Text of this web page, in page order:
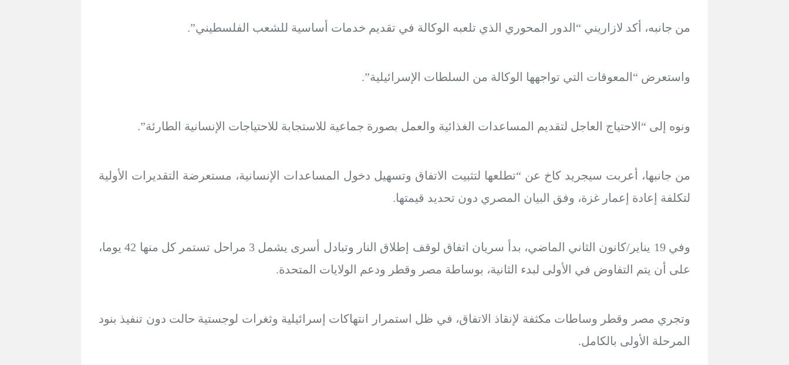
من جانبه، أكد لازاريني “الدور المحوري الذي تلعبه الوكالة في تقديم خدمات أساسية للشعب الفلسطيني”.
واستعرض “المعوقات التي تواجهها الوكالة من السلطات الإسرائيلية”.
ونوه إلى “الاحتياج العاجل لتقديم المساعدات الغذائية والعمل بصورة جماعية للاستجابة للاحتياجات الإنسانية الطارئة”.
من جانبها، أعربت سيجريد كاخ عن “تطلعها لتثبيت الاتفاق وتسهيل دخول المساعدات الإنسانية، مستعرضة التقديرات الأولية
لتكلفة إعادة إعمار غزة، وفق البيان المصري دون تحديد قيمتها.
وفي 19 يناير/كانون الثاني الماضي، بدأ سريان اتفاق لوقف إطلاق النار وتبادل أسرى يشمل 3 مراحل تستمر كل منها 42 يوما،
على أن يتم التفاوض في الأولى لبدء الثانية، بوساطة مصر وقطر ودعم الولايات المتحدة.
وتجري مصر وقطر وساطات مكثفة لإنقاذ الاتفاق، في ظل استمرار انتهاكات إسرائيلية وثغرات لوجستية حالت دون تنفيذ بنود
المرحلة الأولى بالكامل.